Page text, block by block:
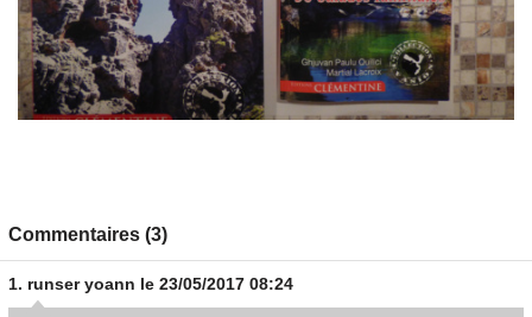
Commentaires (3)
1. runser yoann le 23/05/2017 08:24